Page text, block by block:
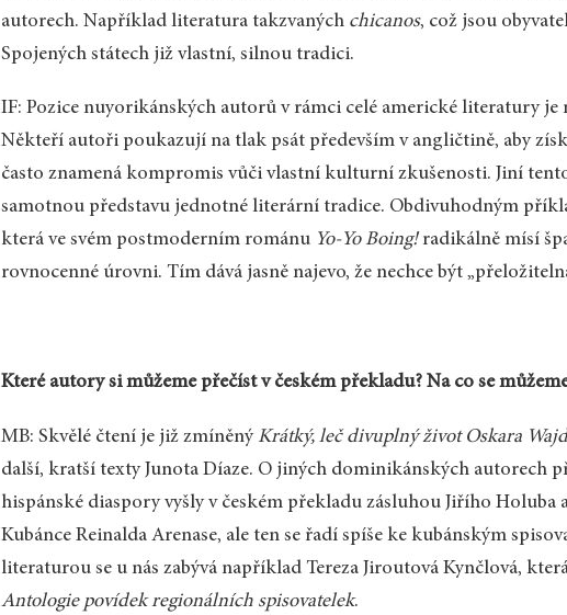
autorech. Například literatura takzvaných chicanos, což jsou
Spojených státech již vlastní, silnou tradici.
IF: Pozice nuyorikánských autorů v rámci celé americké literatury je
Někteří autoři poukazují na tlak psát především v angličtině, aby
často znamená kompromis vůči vlastní kulturní zkušenosti. Jiní
samotnou představu jednotné literární tradice. Obdivuhodným
která ve svém postmoderním románu Yo-Yo Boing!radikálně mísí
rovnocenné úrovni. Tím dává jasně najevo, že nechce být
Které autory si můžeme přečíst v českém překladu? Na co se
MB: Skvělé čtení je již zmíněný Krátký, leč divuplný život Oskara
další, kratší texty Junota Díaze. O jiných dominikánských autorech
hispánské diaspory vyšly v českém překladu zásluhou Jiřího Holuba
Kubánce Reinalda Arenase, ale ten se řadí spíše ke kubánským
literaturou se u nás zabývá například Tereza Jiroutová Kynčlová,
Antologie povídek regionálních spisovatelek.